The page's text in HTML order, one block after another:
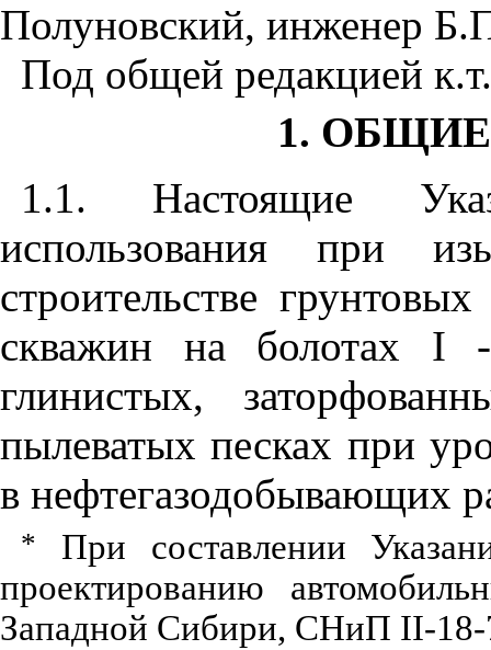
Полуновский, инженер
Под общей редакцией
1.
1.1. Настоящие
использования при
строительстве
скважин на болотах I
глинистых, заторфованн
пылеватых песках при
в нефтегазодобывающих
* При составлении
проектированию автомоби
Западной Сибири, СНиП II-18